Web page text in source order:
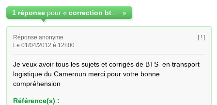
1 réponse pour « »
Réponse anonyme
Le 01/04/2012 é 12h00
[ ! ]
Je veux avoir tous les sujets et corrigés de BTS  en transport
logistique du Cameroun merci pour votre bonne
compréhension
Référence(s) :